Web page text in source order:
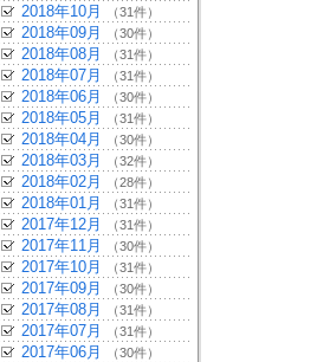
2018年10月 （31件）
2018年09月 （30件）
2018年08月 （31件）
2018年07月 （31件）
2018年06月 （30件）
2018年05月 （31件）
2018年04月 （30件）
2018年03月 （32件）
2018年02月 （28件）
2018年01月 （31件）
2017年12月 （31件）
2017年11月 （30件）
2017年10月 （31件）
2017年09月 （30件）
2017年08月 （31件）
2017年07月 （31件）
2017年06月 （30件）